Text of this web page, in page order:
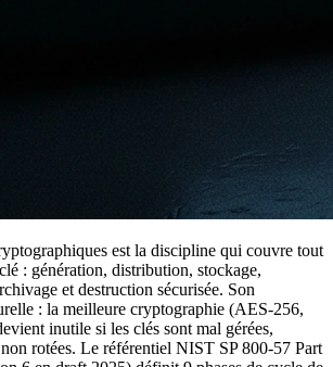
est la discipline qui couvre tout
: génération, distribution, stockage,
et destruction sécurisée. Son
: la meilleure cryptographie (AES-256,
inutile si les clés sont mal gérées,
rotées. Le référentiel NIST SP 800-57 Part